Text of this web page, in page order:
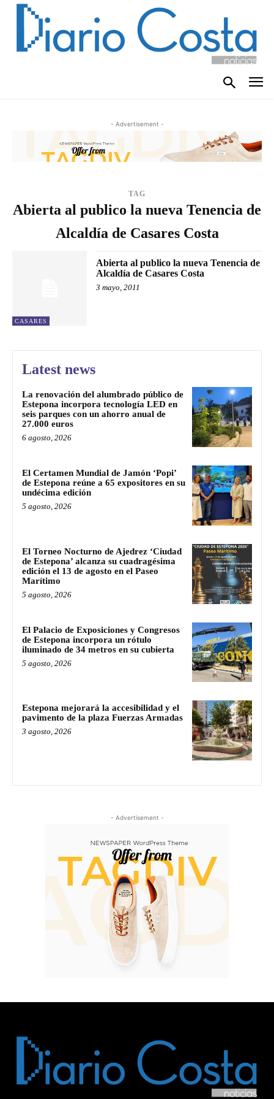
- Advertisement -
TAG
Abierta al publico la nueva Tenencia de
Alcaldía de Casares Costa
CASARES
Abierta al publico la nueva Tenencia de
Alcaldía de Casares Costa
3 mayo, 2011
Latest news
La renovación del alumbrado público de
Estepona incorpora tecnología LED en
seis parques con un ahorro anual de
27.000 euros
6 agosto, 2026
El Certamen Mundial de Jamón ‘Popi’
de Estepona reúne a 65 expositores en su
undécima edición
5 agosto, 2026
El Torneo Nocturno de Ajedrez ‘Ciudad
de Estepona’ alcanza su cuadragésima
edición el 13 de agosto en el Paseo
Marítimo
5 agosto, 2026
El Palacio de Exposiciones y Congresos
de Estepona incorpora un rótulo
iluminado de 34 metros en su cubierta
5 agosto, 2026
Estepona mejorará la accesibilidad y el
pavimento de la plaza Fuerzas Armadas
3 agosto, 2026
- Advertisement -